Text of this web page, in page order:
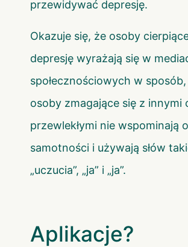
przewidywać depresję.
Okazuje się, że osoby
depresję wyrażają się w
społecznościowych w
osoby zmagające się z innymi
przewlekłymi nie wspominają o
samotności i używają słów
„uczucia”, „ja” i „ja”.
Aplikacje?